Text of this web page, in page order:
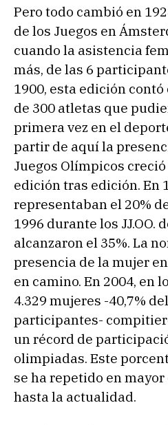
Pero todo cambió en
de los Juegos en
cuando la asistencia
más, de las 6
1900, esta edición
de 300 atletas que
primera vez en el
partir de aquí la
Juegos Olímpicos
edición tras edición. En
representaban el 20%
1996 durante los JJ.OO.
alcanzaron el 35%. La
presencia de la mujer
en camino. En 2004, en
4.329 mujeres -40,7%
participantes-
un récord de
olimpiadas. Este
se ha repetido en
hasta la actualidad.